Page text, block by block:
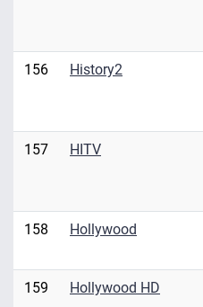
156 History2
157 HITV
158 Hollywood
159 Hollywood HD